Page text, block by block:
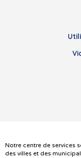
Notre centre de services
des villes et des